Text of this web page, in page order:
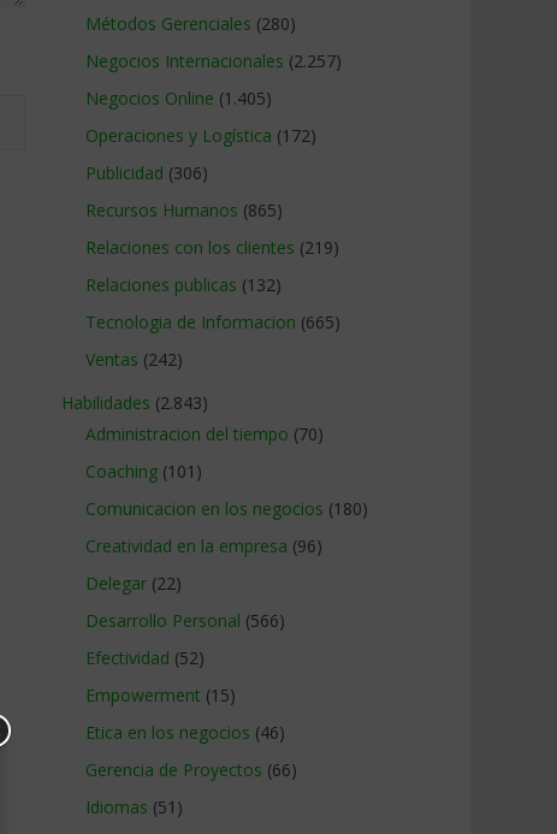
Métodos Gerenciales (280)
Negocios Internacionales (2.257)
Negocios Online (1.405)
Operaciones y Logística (172)
Publicidad (306)
Recursos Humanos (865)
Relaciones con los clientes (219)
Relaciones publicas (132)
Tecnologia de Informacion (665)
Ventas (242)
Habilidades (2.843)
Administracion del tiempo (70)
Coaching (101)
Comunicacion en los negocios (180)
Creatividad en la empresa (96)
Delegar (22)
Desarrollo Personal (566)
Efectividad (52)
Empowerment (15)
Etica en los negocios (46)
Gerencia de Proyectos (66)
Idiomas (51)